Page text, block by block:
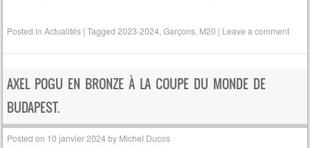
Posted inActualités |Tagged2023-2024 ,Garçons M20 | Leave a comment
AXEL POGU EN BRONZE À LA COUPE DU MONDE DE
BUDAPEST.
Posted on 10 janvier 2024 by Michel Ducos